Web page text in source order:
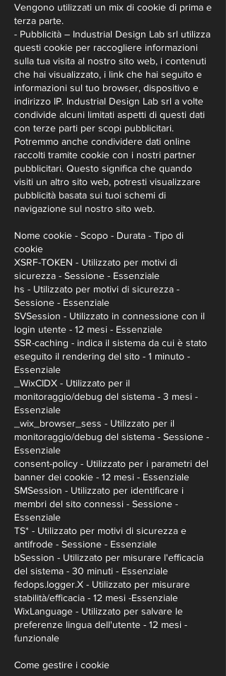
Vengono utilizzati un mix di cookie di prima e
terza parte.
- Pubblicità – Industrial Design Lab srl utilizza
questi cookie per raccogliere informazioni
sulla tua visita al nostro sito web, i contenuti
che hai visualizzato, i link che hai seguito e
informazioni sul tuo browser, dispositivo e
indirizzo IP. Industrial Design Lab srl a volte
condivide alcuni limitati aspetti di questi dati
con terze parti per scopi pubblicitari.
Potremmo anche condividere dati online
raccolti tramite cookie con i nostri partner
pubblicitari. Questo significa che quando
visiti un altro sito web, potresti visualizzare
pubblicità basata sui tuoi schemi di
navigazione sul nostro sito web.
Nome cookie - Scopo - Durata - Tipo di
cookie
XSRF-TOKEN - Utilizzato per motivi di
sicurezza - Sessione - Essenziale
hs - Utilizzato per motivi di sicurezza -
Sessione - Essenziale
SVSession - Utilizzato in connessione con il
login utente - 12 mesi - Essenziale
SSR-caching - indica il sistema da cui è stato
eseguito il rendering del sito - 1 minuto -
Essenziale
_WixCIDX - Utilizzato per il
monitoraggio/debug del sistema - 3 mesi -
Essenziale
_wix_browser_sess - Utilizzato per il
monitoraggio/debug del sistema - Sessione -
Essenziale
consent-policy - Utilizzato per i parametri del
banner dei cookie - 12 mesi - Essenziale
SMSession - Utilizzato per identificare i
membri del sito connessi - Sessione -
Essenziale
TS* - Utilizzato per motivi di sicurezza e
antifrode - Sessione - Essenziale
bSession - Utilizzato per misurare l'efficacia
del sistema - 30 minuti - Essenziale
fedops.logger.X - Utilizzato per misurare
stabilità/efficacia - 12 mesi -Essenziale
WixLanguage - Utilizzato per salvare le
preferenze lingua dell'utente - 12 mesi -
funzionale
Come gestire i cookie